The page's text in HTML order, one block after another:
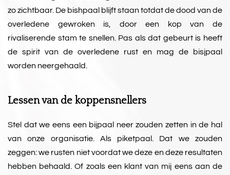
zo zichtbaar. De bishpaal blijft staan totdat de dood van de
overledene gewroken is, door een kop van de
rivaliserende stam te snellen. Pas als dat gebeurt is heeft
de spirit van de overledene rust en mag de bisjpaal
worden neergehaald.
Lessen van de koppensnellers
Stel dat we eens een bijpaal neer zouden zetten in de hal
van onze organisatie. Als piketpaal. Dat we zouden
zeggen: we rusten niet voordat we deze en deze resultaten
hebben behaald. Of zoals een klant van mij eens aan de